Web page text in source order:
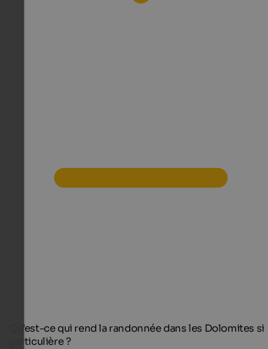
Qu'est-ce qui rend la randonnée dans les Dolomites si
particulière ?